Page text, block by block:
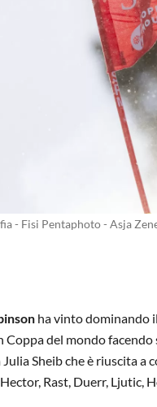
- Fisi Pentaphoto - Asja
ha vinto dominando
del mondo
Sheib che è riuscita a
Rast, Duerr, Ljutic,